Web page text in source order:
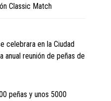
Classic Match
celebrara en la Ciudad
anual reunión de peñas de
peñas y unos 5000